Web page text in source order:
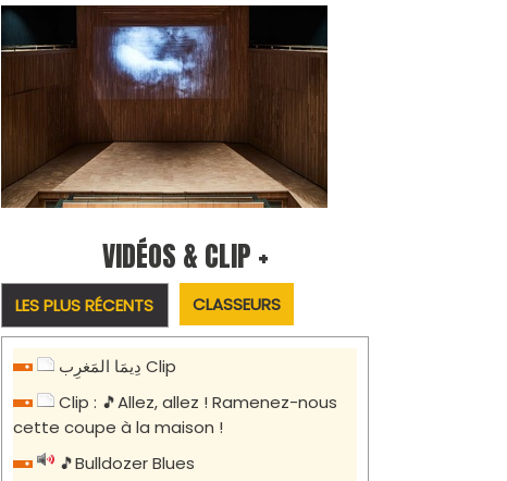
VIDÉOS & CLIP +
LES PLUS RÉCENTS CLASSEURS
دِيمَا المَغرِب Clip
Clip : 🎵Allez, allez ! Ramenez-nous
cette coupe à la maison !
🎵Bulldozer Blues